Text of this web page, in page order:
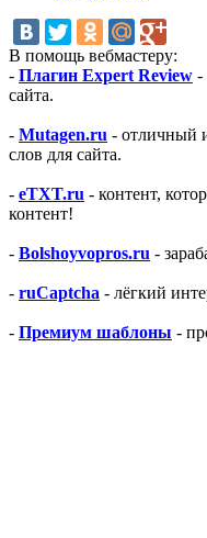
В помощь вебмастеру:
- Плагин Expert Review -
сайта.
- Mutagen.ru - отличный
слов для сайта.
- eTXT.ru - контент,
контент!
- Bolshoyvopros.ru -
- ruCaptcha - лёгкий
- Премиум шаблоны -